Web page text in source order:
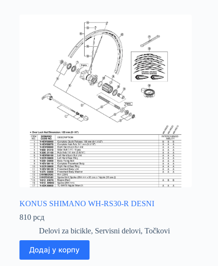
KONUS SHIMANO WH-RS30-R DESNI
810 рсд
Delovi za bicikle, Servisni delovi, Točkovi
Додај у корпу